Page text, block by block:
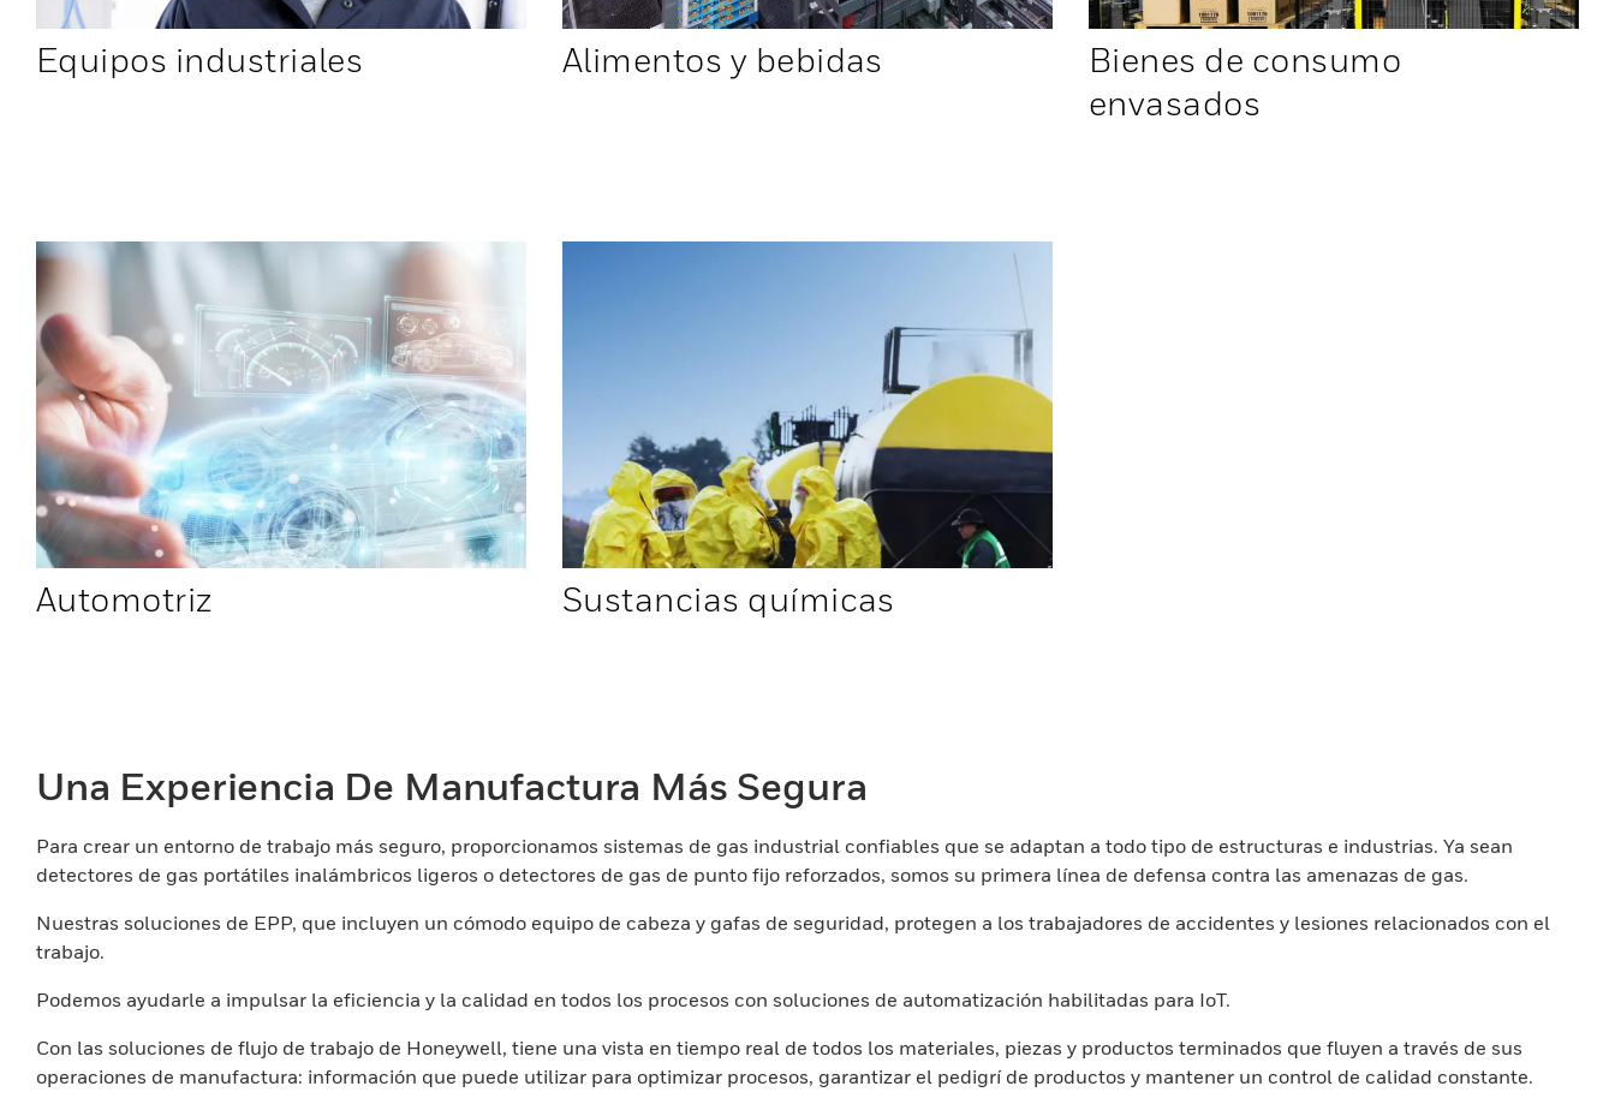
Equipos industriales Alimentos y bebidas
Bienes de consumo
envasados
Automotriz Sustancias químicas
Una Experiencia De Manufactura Más Segura
Para crear un entorno de trabajo más seguro, proporcionamos sistemas de gas industrial confiables que se adaptan a todo tipo de estructuras e industrias. Ya sean
detectores de gas portátiles inalámbricos ligeros o detectores de gas de punto fijo reforzados, somos su primera línea de defensa contra las amenazas de gas.
Nuestras soluciones de EPP, que incluyen un cómodo equipo de cabeza y gafas de seguridad, protegen a los trabajadores de accidentes y lesiones relacionados con el
trabajo.
Podemos ayudarle a impulsar la eficiencia y la calidad en todos los procesos con soluciones de automatización habilitadas para IoT.
Con las soluciones de flujo de trabajo de Honeywell, tiene una vista en tiempo real de todos los materiales, piezas y productos terminados que fluyen a través de sus
operaciones de manufactura: información que puede utilizar para optimizar procesos, garantizar el pedigrí de productos y mantener un control de calidad constante.